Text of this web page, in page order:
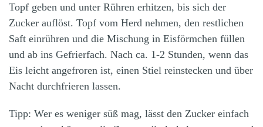
Topf geben und unter Rühren erhitzen, bis sich der
Zucker auflöst. Topf vom Herd nehmen, den restlichen
Saft einrühren und die Mischung in Eisförmchen füllen
und ab ins Gefrierfach. Nach ca. 1-2 Stunden, wenn das
Eis leicht angefroren ist, einen Stiel reinstecken und über
Nacht durchfrieren lassen.
Tipp: Wer es weniger süß mag, lässt den Zucker einfach